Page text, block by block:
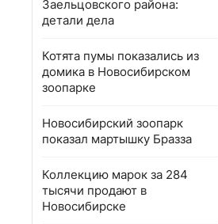
Заельцовского района:
детали дела
Котята пумы показались из
домика в Новосибирском
зоопарке
Новосибирский зоопарк
показал мартышку Бразза
Коллекцию марок за 284
тысячи продают в
Новосибирске